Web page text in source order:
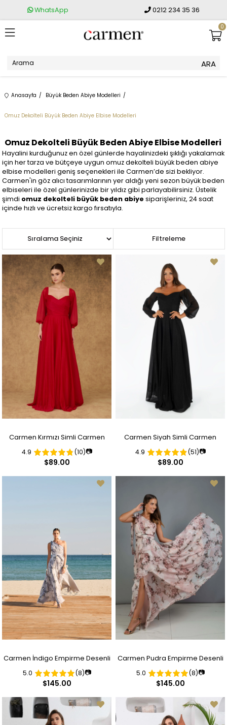
WhatsApp 0212 234 35 36
0
Anasayfa Büyük Beden Abiye Modelleri
Omuz Dekolteli Büyük Beden Abiye Elbise Modelleri
Omuz Dekolteli Büyük Beden Abiye Elbise Modelleri
Hayalini kurduğunuz en özel günlerde hayalinizdeki şıklığı yakalamak
için her tarza ve bütçeye uygun omuz dekolteli büyük beden abiye
elbise modelleri geniş seçenekleri ile Carmen’de sizi bekliyor.
Carmen'in göz alıcı tasarımlarının yer aldığı yeni sezon büyük beden
elbiseleri ile özel günlerinizde bir yıldız gibi parlayabilirsiniz. Üstelik
şimdi omuz dekolteli büyük beden abiye siparişleriniz, 24 saat
içinde hızlı ve ücretsiz kargo fırsatıyla.
Filtreleme
Sıralama
Carmen Kırmızı Simli Carmen
Yaka Uzun Kollu Nişanlık
4.9 (10)📷
$89.00
Carmen Siyah Simli Carmen
Yaka Uzun Kollu Nişanlık
4.9 (51)📷
$89.00
Carmen İndigo Empirme Desenli
Tek Kol Yırtmaçlı Uzun Abiye
Elbise
5.0 (8)📷
$145.00
Carmen Pudra Empirme Desenli
Tek Kol Yırtmaçlı Uzun Abiye
Elbise
5.0 (8)📷
$145.00